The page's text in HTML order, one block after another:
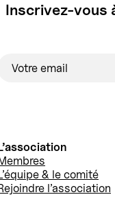
Inscrivez-vous
& le comité
l’association